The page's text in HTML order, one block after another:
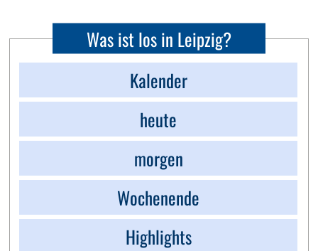
Was ist los in Leipzig?
Kalender
heute
morgen
Wochenende
Highlights